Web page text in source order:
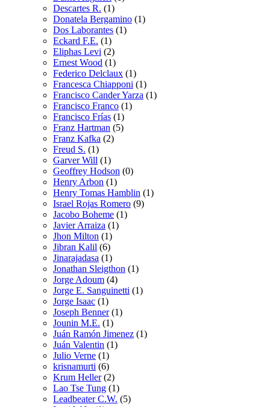
Descartes R. (1)
Donatela Bergamino (1)
Dos Laborantes (1)
Eckard F.E. (1)
Eliphas Levi (2)
Ernest Wood (1)
Federico Delclaux (1)
Francesca Chiapponi (1)
Francisco Cander Yarza (1)
Francisco Franco (1)
Francisco Frías (1)
Franz Hartman (5)
Franz Kafka (2)
Freud S. (1)
Garver Will (1)
Geoffrey Hodson (0)
Henry Arbon (1)
Henry Tomas Hamblin (1)
Israel Rojas Romero (9)
Jacobo Boheme (1)
Javier Arraiza (1)
Jhon Milton (1)
Jibran Kalil (6)
Jinarajadasa (1)
Jonathan Sleigthon (1)
Jorge Adoum (4)
Jorge E. Sanguinetti (1)
Jorge Isaac (1)
Joseph Benner (1)
Jounin M.E. (1)
Juán Ramón Jimenez (1)
Juán Valentin (1)
Julio Verne (1)
krisnamurti (6)
Krum Heller (2)
Lao Tse Tung (1)
Leadbeater C.W. (5)